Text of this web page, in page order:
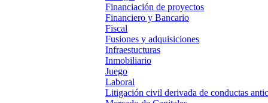
Financiación de proyectos
Financiero y Bancario
Fiscal
Fusiones y adquisiciones
Infraestucturas
Inmobiliario
Juego
Laboral
Litigación civil derivada de conductas